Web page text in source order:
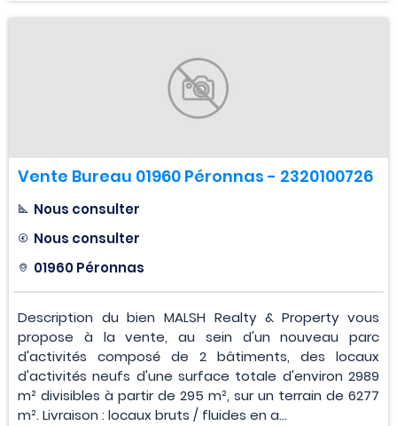
Vente Bureau 01960 Péronnas - 2320100726
Nous consulter
Nous consulter
01960 Péronnas
Description du bien MALSH Realty & Property vous
propose à la vente, au sein d'un nouveau parc
d'activités composé de 2 bâtiments, des locaux
d'activités neufs d'une surface totale d'environ 2989
m² divisibles à partir de 295 m², sur un terrain de 6277
m². Livraison : locaux bruts / fluides en a...